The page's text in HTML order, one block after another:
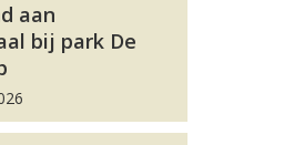
aan
bij park De